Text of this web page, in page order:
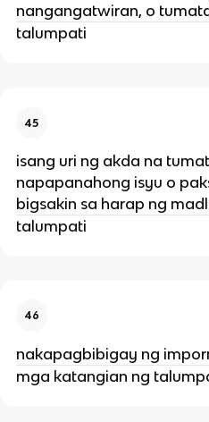
nangangatwiran, o
talumpati
45
isang uri ng akda na
napapanahong isyu o
bigsakin sa harap ng
talumpati
46
nakapagbibigay ng
mga katangian ng